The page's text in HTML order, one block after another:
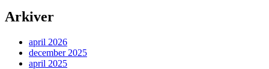
Arkiver
april 2026
december 2025
april 2025